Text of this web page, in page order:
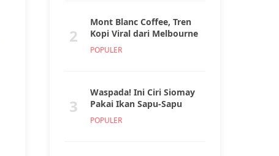
2
Mont Blanc Coffee, Tren
Kopi Viral dari Melbourne
POPULER
3
Waspada! Ini Ciri Siomay
Pakai Ikan Sapu-Sapu
POPULER